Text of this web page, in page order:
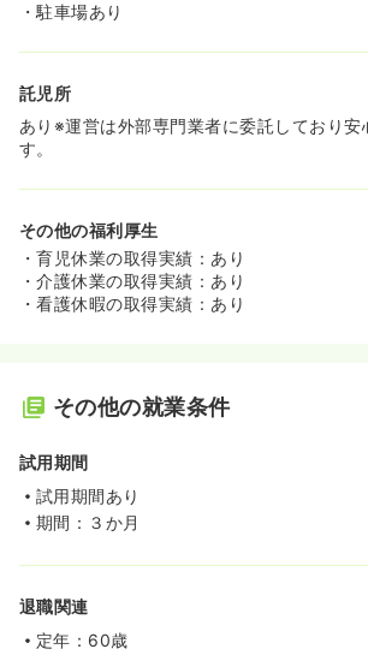
・駐車場あり
託児所
あり※運営は外部専門業者に委託しており安
す。
その他の福利厚生
・育児休業の取得実績：あり
・介護休業の取得実績：あり
・看護休暇の取得実績：あり
その他の就業条件
試用期間
試用期間あり
期間：３か月
退職関連
定年：60歳